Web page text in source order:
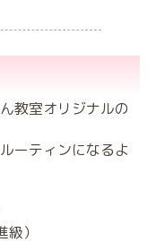
教室オリジナルの
ーティンになるよ
）